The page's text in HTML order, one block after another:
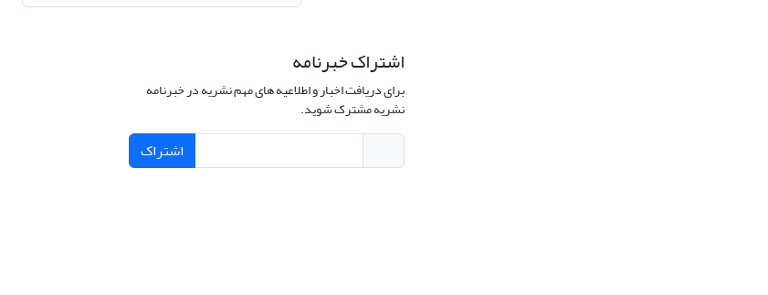
اشتراک خبرنامه
برای دریافت اخبار و اطلاعیه های مهم نشریه در خبرنامه
نشریه مشترک شوید.
اشتراک